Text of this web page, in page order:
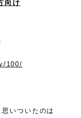
向け
100/
いついたのは